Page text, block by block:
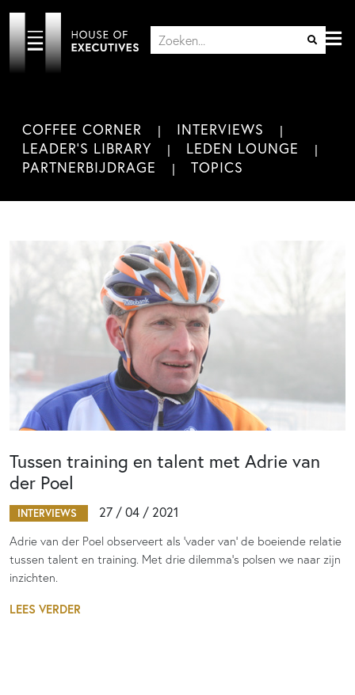
COFFEE CORNER
INTERVIEWS
LEADER'S LIBRARY
LEDEN LOUNGE
PARTNERBIJDRAGE
TOPICS
Tussen training en talent met Adrie van
der Poel
INTERVIEWS 27 / 04 / 2021
Adrie van der Poel observeert als ‘vader van’ de boeiende relatie
tussen talent en training. Met drie dilemma’s polsen we naar zijn
inzichten.
LEES VERDER